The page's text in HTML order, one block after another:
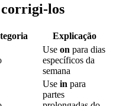
corrigi-los
Explicação
Use on para dias
específicos da
semana
Use in para
partes